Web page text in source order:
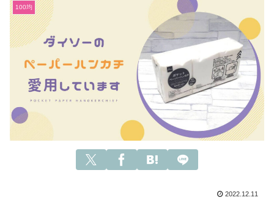
100均
2022.12.11